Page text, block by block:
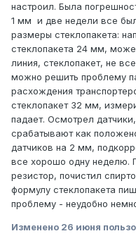
настроил. Была
1 мм и две недели все
размеры стеклопакета:
стеклопакета 24 мм,
линия, стеклопакет, не
можно решить проблему
расхождения
стеклопакет 32 мм,
падает. Осмотрел
срабатывают как
датчиков на 2 мм,
все хорошо одну неделю.
резистор, почистил
формулу стеклопакета
проблему - неудобно
Изменено 26 июня